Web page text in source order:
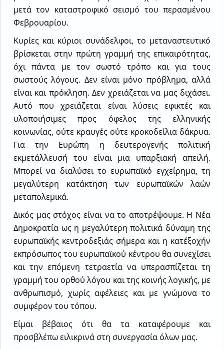
μετά τον καταστροφικό σεισμό του περασμένου
Φεβρουαρίου.
Κυρίες και κύριοι συνάδελφοι, το μεταναστευτικό
βρίσκεται στην πρώτη γραμμή της επικαιρότητας,
όχι πάντα με τον σωστό τρόπο και για τους
σωστούς λόγους. Δεν είναι μόνο πρόβλημα, αλλά
είναι και πρόκληση. Δεν χρειάζεται να μας διχάσει.
Αυτό που χρειάζεται είναι λύσεις εφικτές και
υλοποιήσιμες προς όφελος της ελληνικής
κοινωνίας, ούτε κραυγές ούτε κροκοδείλια δάκρυα.
Για την Ευρώπη η δευτερογενής πολιτική
εκμετάλλευσή του είναι μια υπαρξιακή απειλή.
Μπορεί να διαλύσει το ευρωπαϊκό εγχείρημα, τη
μεγαλύτερη κατάκτηση των ευρωπαϊκών λαών
μεταπολεμικά.
Δικός μας στόχος είναι να το αποτρέψουμε. Η Νέα
Δημοκρατία ως η μεγαλύτερη πολιτικά δύναμη της
ευρωπαϊκής κεντροδεξιάς σήμερα και η κατ΄εξοχήν
εκπρόσωπος του ευρωπαϊκού κέντρου θα συνεχίσει
και την επόμενη τετραετία να υπερασπίζεται τη
γραμμή του ορθού λόγου και της κοινής λογικής, με
ανθρωπισμό, χωρίς αφέλειες και με γνώμονα το
συμφέρον του τόπου.
Είμαι βέβαιος ότι θα τα καταφέρουμε και
προσβλέπω ειλικρινά στη συνεργασία όλων μας.